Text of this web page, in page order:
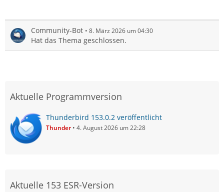
Community-Bot 8. März 2026 um 04:30
Hat das Thema geschlossen.
Aktuelle Programmversion
Thunderbird 153.0.2 veröffentlicht
Thunder 4. August 2026 um 22:28
Aktuelle 153 ESR-Version